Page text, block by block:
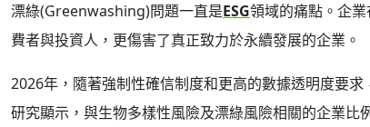
漂綠(Greenwashing)問題一直是ESG領域的痛點。企
費者與投資人，更傷害了真正致力於永續發展的企業。
2026年，隨著強制性確信制度和更高的數據透明度要
研究顯示，與生物多樣性風險及漂綠風險相關的企業